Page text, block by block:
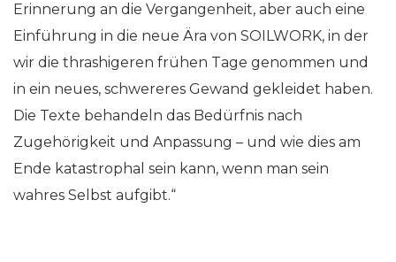
Erinnerung an die Vergangenheit, aber auch eine
Einführung in die neue Ära von SOILWORK, in der
wir die thrashigeren frühen Tage genommen und
in ein neues, schwereres Gewand gekleidet haben.
Die Texte behandeln das Bedürfnis nach
Zugehörigkeit und Anpassung – und wie dies am
Ende katastrophal sein kann, wenn man sein
wahres Selbst aufgibt.“